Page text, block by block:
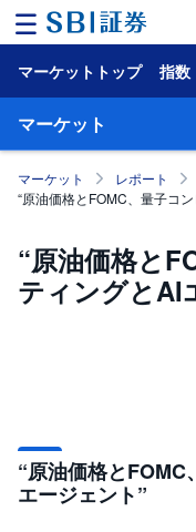
ー
ム
マ
ー
ケ
NISA
国
株
式
マーケットトップ 指数
マーケット
マーケット レポート
“原油価格とFOMC、量子コ
“原油価格と
ティングとAI
“原油価格と
エージェント”